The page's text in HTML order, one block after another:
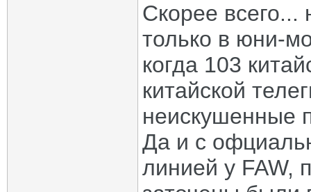
Скорее всего...
только в юни-
когда 103
китайской
неискушенные
Да и с
линией у FAW,